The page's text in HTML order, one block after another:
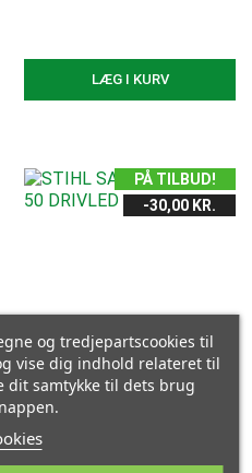
LÆG I KURV
PÅ TILBUD!
-30,00 KR.
og tredjepartscookies til
vise dig indhold relateret til
dit samtykke til dets brug